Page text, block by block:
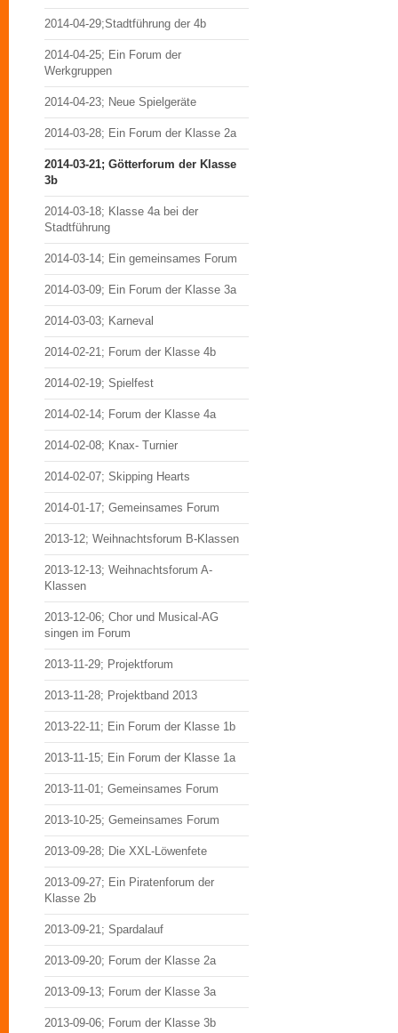
2014-04-29;Stadtführung der 4b
2014-04-25; Ein Forum der
Werkgruppen
2014-04-23; Neue Spielgeräte
2014-03-28; Ein Forum der Klasse 2a
2014-03-21; Götterforum der Klasse
3b
2014-03-18; Klasse 4a bei der
Stadtführung
2014-03-14; Ein gemeinsames Forum
2014-03-09; Ein Forum der Klasse 3a
2014-03-03; Karneval
2014-02-21; Forum der Klasse 4b
2014-02-19; Spielfest
2014-02-14; Forum der Klasse 4a
2014-02-08; Knax- Turnier
2014-02-07; Skipping Hearts
2014-01-17; Gemeinsames Forum
2013-12; Weihnachtsforum B-Klassen
2013-12-13; Weihnachtsforum A-
Klassen
2013-12-06; Chor und Musical-AG
singen im Forum
2013-11-29; Projektforum
2013-11-28; Projektband 2013
2013-22-11; Ein Forum der Klasse 1b
2013-11-15; Ein Forum der Klasse 1a
2013-11-01; Gemeinsames Forum
2013-10-25; Gemeinsames Forum
2013-09-28; Die XXL-Löwenfete
2013-09-27; Ein Piratenforum der
Klasse 2b
2013-09-21; Spardalauf
2013-09-20; Forum der Klasse 2a
2013-09-13; Forum der Klasse 3a
2013-09-06; Forum der Klasse 3b